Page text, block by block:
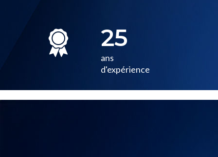
25
ans
d'expérience